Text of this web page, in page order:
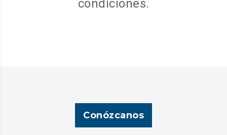
condiciones.
Conózcanos